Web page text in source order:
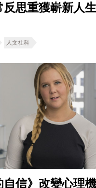
反思重獲嶄新人生
人文社科
自信》改變心理